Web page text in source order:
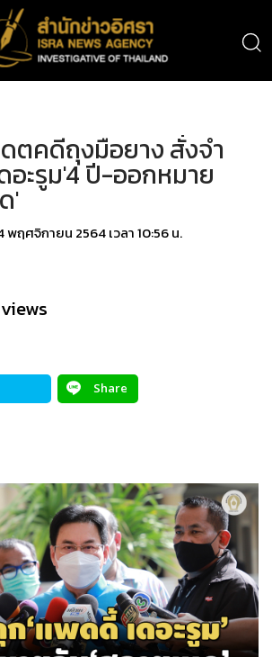
ตคดีถุงมือยาง สั่งจำ
ะรูม'4 ปี-ออกหมาย
'
ฤศจิกายน 2564 เวลา 10:56 น.
Share